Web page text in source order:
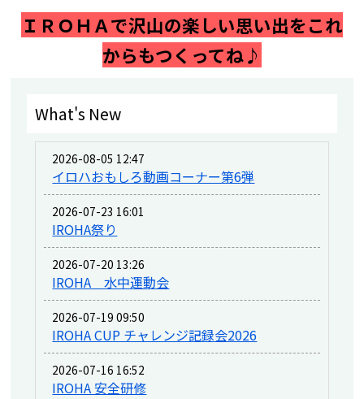
ＩＲＯＨＡで沢山の楽しい思い出をこれ
からもつくってね♪
What's New
2026-08-05 12:47
イロハおもしろ動画コーナー第6弾
2026-07-23 16:01
IROHA祭り
2026-07-20 13:26
IROHA 水中運動会
2026-07-19 09:50
IROHA CUP チャレンジ記録会2026
2026-07-16 16:52
IROHA 安全研修